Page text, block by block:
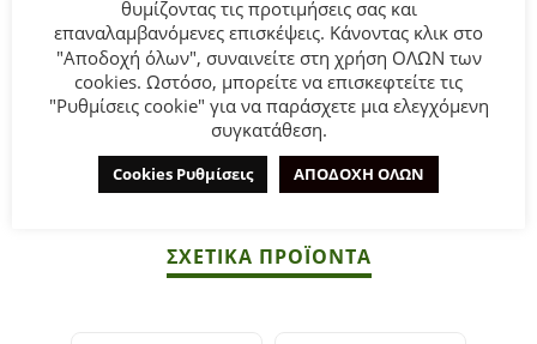
διακοσμητικό φιογκάκι.
Σύνθεση:100% COTTON.
Πλένεται στο πλυντήριο στους 30°C.
ΣΧΕΤΙΚΆ ΠΡΟΪΌΝΤΑ
θυμίζοντας τις προτιμήσεις σας και
επαναλαμβανόμενες επισκέψεις. Κάνοντας κλικ στο
"Αποδοχή όλων", συναινείτε στη χρήση ΟΛΩΝ των
cookies. Ωστόσο, μπορείτε να επισκεφτείτε τις
"Ρυθμίσεις cookie" για να παράσχετε μια ελεγχόμενη
συγκατάθεση.
Cookies Ρυθμίσεις ΑΠΟΔΟΧΗ ΟΛΩΝ